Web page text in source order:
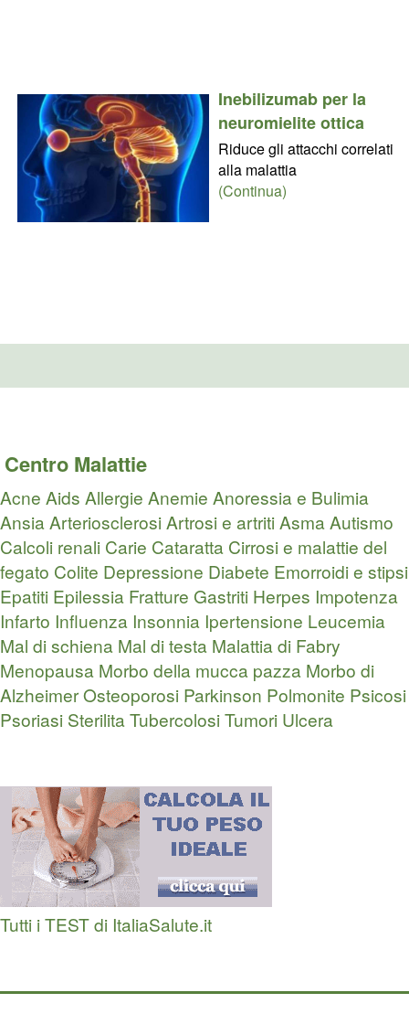
Inebilizumab per la
neuromielite ottica
Riduce gli attacchi correlati
alla malattia
(Continua)
Centro Malattie
Acne Aids Allergie Anemie Anoressia e Bulimia
AnsiaArteriosclerosiArtrosi e artritiAsmaAutismo
Calcoli renali Carie Cataratta Cirrosi e malattie del
fegato Colite Depressione Diabete Emorroidi e stipsi
Epatiti Epilessia Fratture Gastriti Herpes Impotenza
Infarto Influenza Insonnia Ipertensione Leucemia
Mal di schiena Mal di testa Malattia di Fabry
Menopausa Morbo della mucca pazza Morbo di
AlzheimerOsteoporosi Parkinson Polmonite Psicosi
Psoriasi SterilitaTubercolosiTumori Ulcera
Tutti i TEST di ItaliaSalute.it